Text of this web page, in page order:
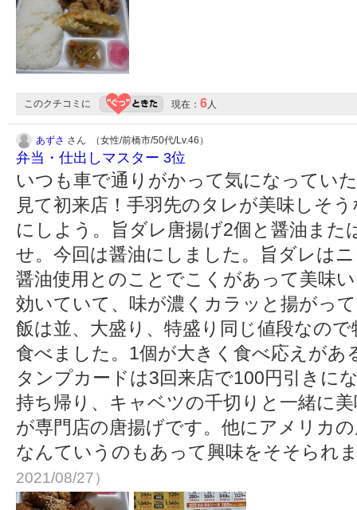
このクチコミに 現在： 6人
あずさ さん （女性/前橋市/50代/Lv.46）
弁当・仕出しマスター 3位
いつも車で通りがかって気になってい
見て初来店！手羽先のタレが美味しそ
にしよう。旨ダレ唐揚げ2個と醤油また
せ。今回は醤油にしました。旨ダレは
醤油使用とのことでこくがあって美味
効いていて、味が濃くカラッと揚がっ
飯は並、大盛り、特盛り同じ値段なの
食べました。1個が大きく食べ応えがあ
タンプカードは3回来店で100円引きに
持ち帰り、キャベツの千切りと一緒に
が専門店の唐揚げです。他にアメリカ
なんていうのもあって興味をそそられ
2021/08/27）